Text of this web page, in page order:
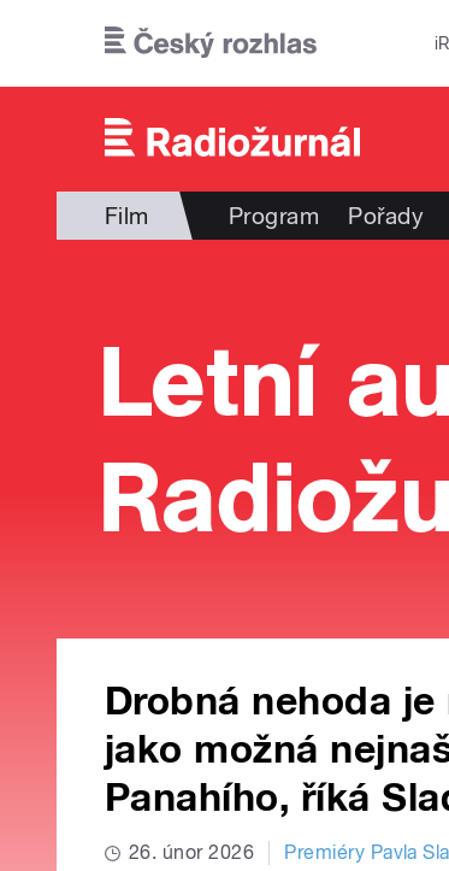
Film Program Pořady
Drobná nehoda
jako možná
Panahího, říká
26. únor 2026 Premiéry Pavla